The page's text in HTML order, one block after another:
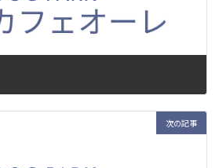
次の記事